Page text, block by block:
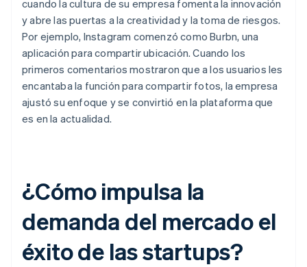
cuando la cultura de su empresa fomenta la innovación
y abre las puertas a la creatividad y la toma de riesgos.
Por ejemplo, Instagram comenzó como Burbn, una
aplicación para compartir ubicación. Cuando los
primeros comentarios mostraron que a los usuarios les
encantaba la función para compartir fotos, la empresa
ajustó su enfoque y se convirtió en la plataforma que
es en la actualidad.
¿Cómo impulsa la
demanda del mercado el
éxito de las startups?